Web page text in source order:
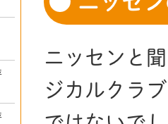
ニッセンと
ジカルクラ